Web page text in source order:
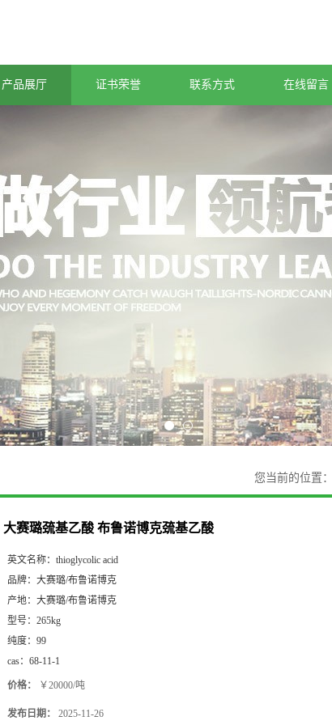
产品展厅 证书荣誉 联系方式 在线留言
您当前的位置：
大赛璐巯基乙酸 布鲁诺博克巯基乙酸
英文名称： thioglycolic acid
品牌： 大赛璐/布鲁诺博克
产地： 大赛璐/布鲁诺博克
型号： 265kg
纯度： 99
cas： 68-11-1
价格： ￥20000/吨
发布日期： 2025-11-26